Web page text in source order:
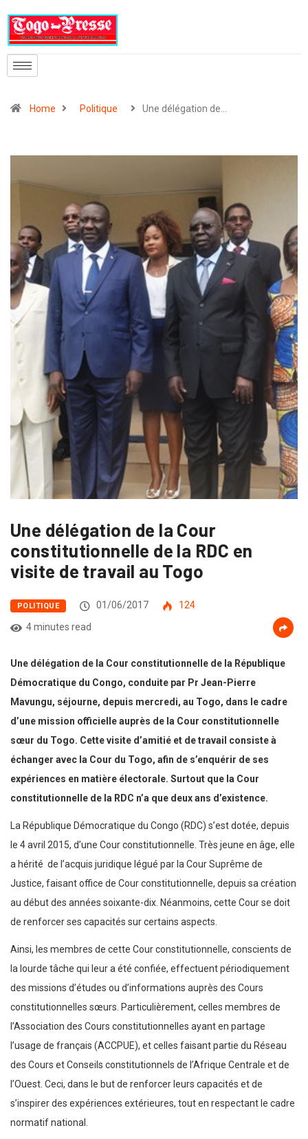
Home Politique Une délégation de…
Une délégation de la Cour
constitutionnelle de la RDC en
visite de travail au Togo
POLITIQUE 01/06/2017
124
4 minutes read
Une délégation de la Cour constitutionnelle de la République
Démocratique du Congo, conduite par Pr Jean-Pierre
Mavungu, séjourne, depuis mercredi, au Togo, dans le cadre
d’une mission officielle auprès de la Cour constitutionnelle
sœur du Togo. Cette visite d’amitié et de travail consiste à
échanger avec la Cour du Togo, afin de s’enquérir de ses
expériences en matière électorale. Surtout que la Cour
constitutionnelle de la RDC n’a que deux ans d’existence.
La République Démocratique du Congo (RDC) s’est dotée, depuis
le 4 avril 2015, d’une Cour constitutionnelle. Très jeune en âge, elle
a hérité de l’acquis juridique légué par la Cour Suprême de
Justice, faisant office de Cour constitutionnelle, depuis sa création
au début des années soixante-dix. Néanmoins, cette Cour se doit
de renforcer ses capacités sur certains aspects.
Ainsi, les membres de cette Cour constitutionnelle, conscients de
la lourde tâche qui leur a été confiée, effectuent périodiquement
des missions d’études ou d’informations auprès des Cours
constitutionnelles sœurs. Particulièrement, celles membres de
l’Association des Cours constitutionnelles ayant en partage
l’usage de français (ACCPUE), et celles faisant partie du Réseau
des Cours et Conseils constitutionnels de l’Afrique Centrale et de
l’Ouest. Ceci, dans le but de renforcer leurs capacités et de
s’inspirer des expériences extérieures, tout en respectant le cadre
normatif national.